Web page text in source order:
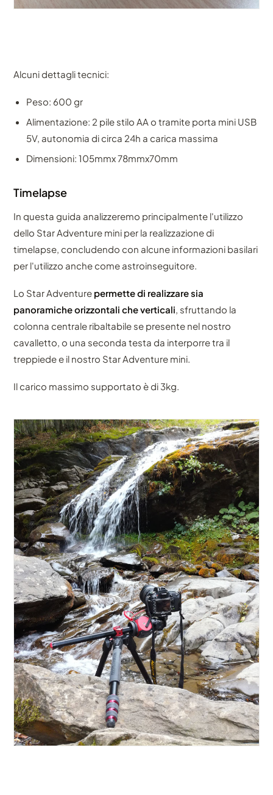
Alcuni dettagli tecnici:
Peso: 600 gr
Alimentazione: 2 pile stilo AA o tramite porta mini USB
5V, autonomia di circa 24h a carica massima
Dimensioni: 105mmx 78mmx70mm
Timelapse
In questa guida analizzeremo principalmente l'utilizzo
dello Star Adventure mini per la realizzazione di
timelapse, concludendo con alcune informazioni basilari
per l'utilizzo anche come astroinseguitore.
Lo Star Adventure permette di realizzare sia
panoramiche orizzontali che verticali, sfruttando la
colonna centrale ribaltabile se presente nel nostro
cavalletto, o una seconda testa da interporre tra il
treppiede e il nostro Star Adventure mini.
Il carico massimo supportato è di 3kg.